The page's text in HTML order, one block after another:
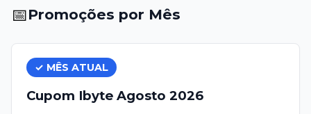
📅Promoções por Mês
✓ MÊS ATUAL
Cupom Ibyte Agosto 2026